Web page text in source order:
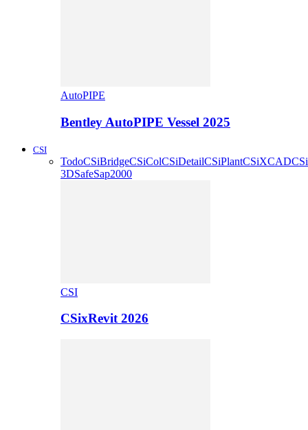
AutoPIPE
Bentley AutoPIPE Vessel 2025
CSI
TodoCSiBridgeCSiColCSiDetailCSiPlantCSiXCAD
3DSafeSap2000
CSI
CSixRevit 2026